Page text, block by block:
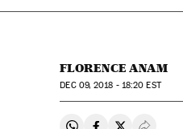
FLORENCE ANAM
DEC09, 2018 - 18:20 EST